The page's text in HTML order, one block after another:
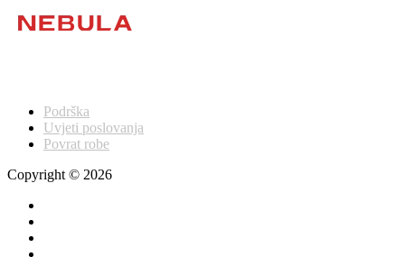
Podrška
Uvjeti poslovanja
Povrat robe
Copyright © 2026